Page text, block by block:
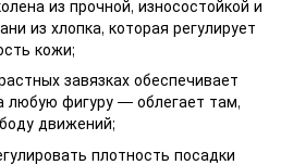
из прочной, износостойкой и
из хлопка, которая регулирует
кожи;
завязках обеспечивает
любую фигуру — облегает там,
движений;
плотность посадки